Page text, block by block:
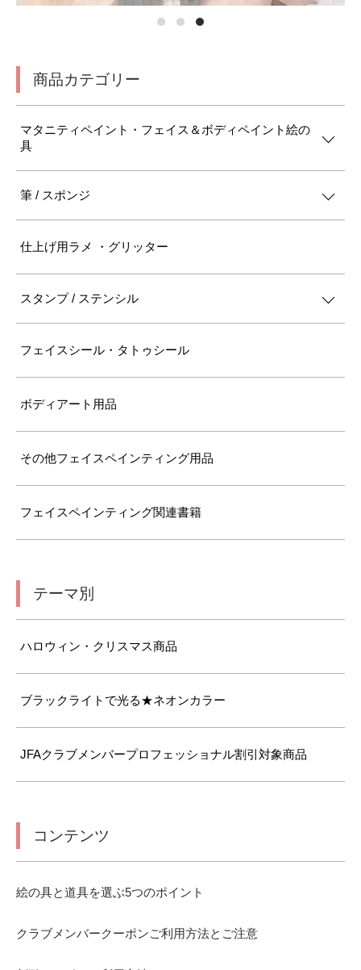
商品カテゴリー
マタニティペイント・フェイス＆ボディペイント絵の
具
筆 / スポンジ
仕上げ用ラメ ・グリッター
スタンプ / ステンシル
フェイスシール・タトゥシール
ボディアート用品
その他フェイスペインティング用品
フェイスペインティング関連書籍
テーマ別
ハロウィン・クリスマス商品
ブラックライトで光る★ネオンカラー
JFAクラブメンバープロフェッショナル割引対象商品
コンテンツ
絵の具と道具を選ぶ5つのポイント
クラブメンバークーポンご利用方法とご注意